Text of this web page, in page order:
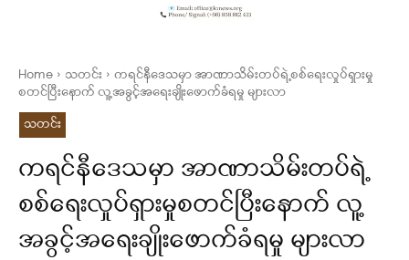
Home သတင်း
ကရင်နီဒေသမှာ အာဏာသိမ်းတပ်ရဲ့စစ်ရေးလှုပ်ရှားမှု
စတင်ပြီးနောက် လူ့အခွင့်အရေးချိုးဖောက်ခံရမှု များလာ
သတင်း
ကရင်နီဒေသမှာ အာဏာသိမ်းတပ်ရဲ့
စစ်ရေးလှုပ်ရှားမှုစတင်ပြီးနောက် လူ့
အခွင့်အရေးချိုးဖောက်ခံရမှု များလာ